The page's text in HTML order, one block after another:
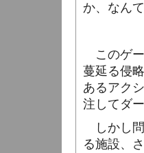
か、なん
このゲー
蔓延る侵
あるアク
注してダ
しかし問
る施設、